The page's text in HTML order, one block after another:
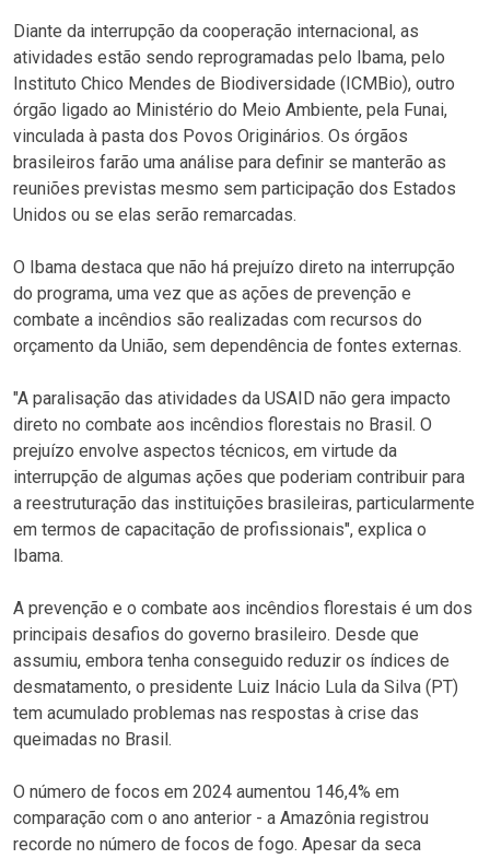
Diante da interrupção da cooperação internacional, as
atividades estão sendo reprogramadas pelo Ibama, pelo
Instituto Chico Mendes de Biodiversidade (ICMBio), outro
órgão ligado ao Ministério do Meio Ambiente, pela Funai,
vinculada à pasta dos Povos Originários. Os órgãos
brasileiros farão uma análise para definir se manterão as
reuniões previstas mesmo sem participação dos Estados
Unidos ou se elas serão remarcadas.
O Ibama destaca que não há prejuízo direto na interrupção
do programa, uma vez que as ações de prevenção e
combate a incêndios são realizadas com recursos do
orçamento da União, sem dependência de fontes externas.
"A paralisação das atividades da USAID não gera impacto
direto no combate aos incêndios florestais no Brasil. O
prejuízo envolve aspectos técnicos, em virtude da
interrupção de algumas ações que poderiam contribuir para
a reestruturação das instituições brasileiras, particularmente
em termos de capacitação de profissionais", explica o
Ibama.
A prevenção e o combate aos incêndios florestais é um dos
principais desafios do governo brasileiro. Desde que
assumiu, embora tenha conseguido reduzir os índices de
desmatamento, o presidente Luiz Inácio Lula da Silva (PT)
tem acumulado problemas nas respostas à crise das
queimadas no Brasil.
O número de focos em 2024 aumentou 146,4% em
comparação com o ano anterior - a Amazônia registrou
recorde no número de focos de fogo. Apesar da seca